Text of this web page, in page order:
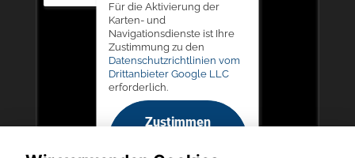
Für die Aktivierung der
Karten- und
Navigationsdienste ist Ihre
Zustimmung zu den
Datenschutzrichtlinien vom
Drittanbieter Google LLC
erforderlich.
Zustimmen